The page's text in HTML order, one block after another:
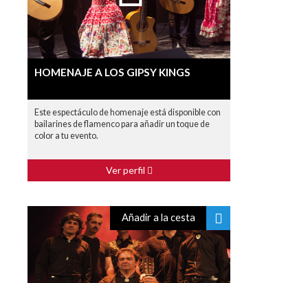
HOMENAJE A LOS GIPSY KINGS
Este espectáculo de homenaje está disponible con
bailarines de flamenco para añadir un toque de
color a tu evento.
Ver perfil
Añadir a la cesta